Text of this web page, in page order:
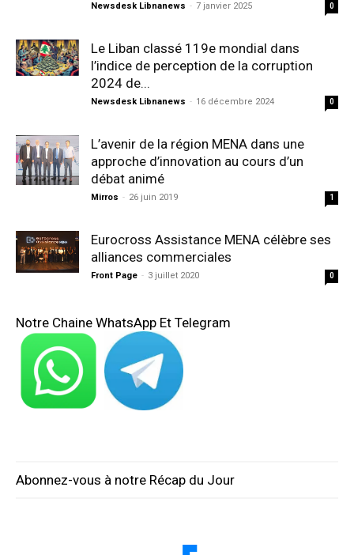
Newsdesk Libnanews - 7 janvier 2025 0
Le Liban classé 119e mondial dans
l’indice de perception de la corruption
2024 de...
Newsdesk Libnanews - 16 décembre 2024 0
L’avenir de la région MENA dans une
approche d’innovation au cours d’un
débat animé
Mirros - 26 juin 2019 1
Eurocross Assistance MENA célèbre ses
alliances commerciales
Front Page - 3 juillet 2020 0
Notre Chaine WhatsApp Et Telegram
Abonnez-vous à notre Récap du Jour